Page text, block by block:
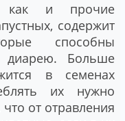
как и прочие
содержит
способны
диарею. Больше
в семенах
их нужно
от отравления